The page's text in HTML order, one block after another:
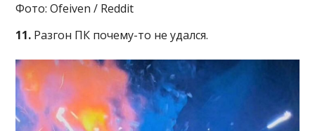
Фото: Ofeiven / Reddit
11. Разгон ПК почему-то не удался.